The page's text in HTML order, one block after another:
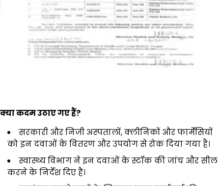
क्या कदम उठाए गए हैं?
सरकारी और निजी अस्पतालों, क्लीनिकों और फार्मेसियों
को इन दवाओं के वितरण और उपयोग से रोक दिया गया है।
स्वास्थ्य विभाग ने इन दवाओं के स्टॉक की जांच और सील
करने के निर्देश दिए हैं।